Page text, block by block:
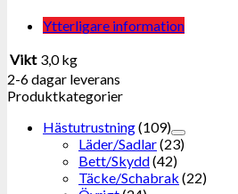
Ytterligare information
Vikt 3,0 kg
2-6 dagar leverans
Produktkategorier
Hästutrustning(109)
Läder/Sadlar(23)
Bett/Skydd(42)
Täcke/Schabrak (22)